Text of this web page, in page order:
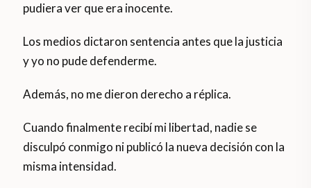
pudiera ver que era inocente.
Los medios dictaron sentencia antes que la justicia
y yo no pude defenderme.
Además, no me dieron derecho a réplica.
Cuando finalmente recibí mi libertad, nadie se
disculpó conmigo ni publicó la nueva decisión con la
misma intensidad.